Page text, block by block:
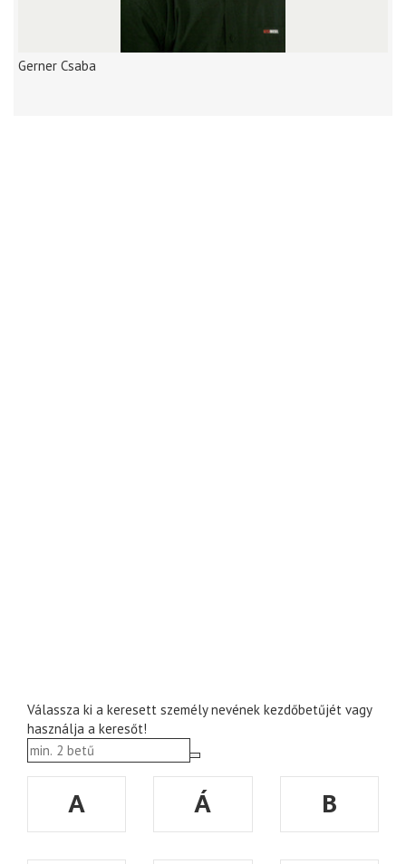
Gerner Csaba
Válassza ki a keresett személy nevének kezdőbetűjét vagy
használja a keresőt!
A Á
B